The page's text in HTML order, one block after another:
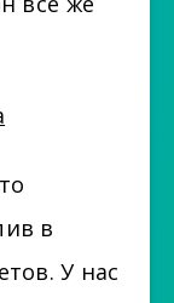
в
У нас